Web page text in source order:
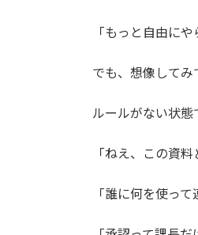
「もっと自由に
でも、想像してみ
ルールがない状態
「ねえ、この資
「誰に何を使っ